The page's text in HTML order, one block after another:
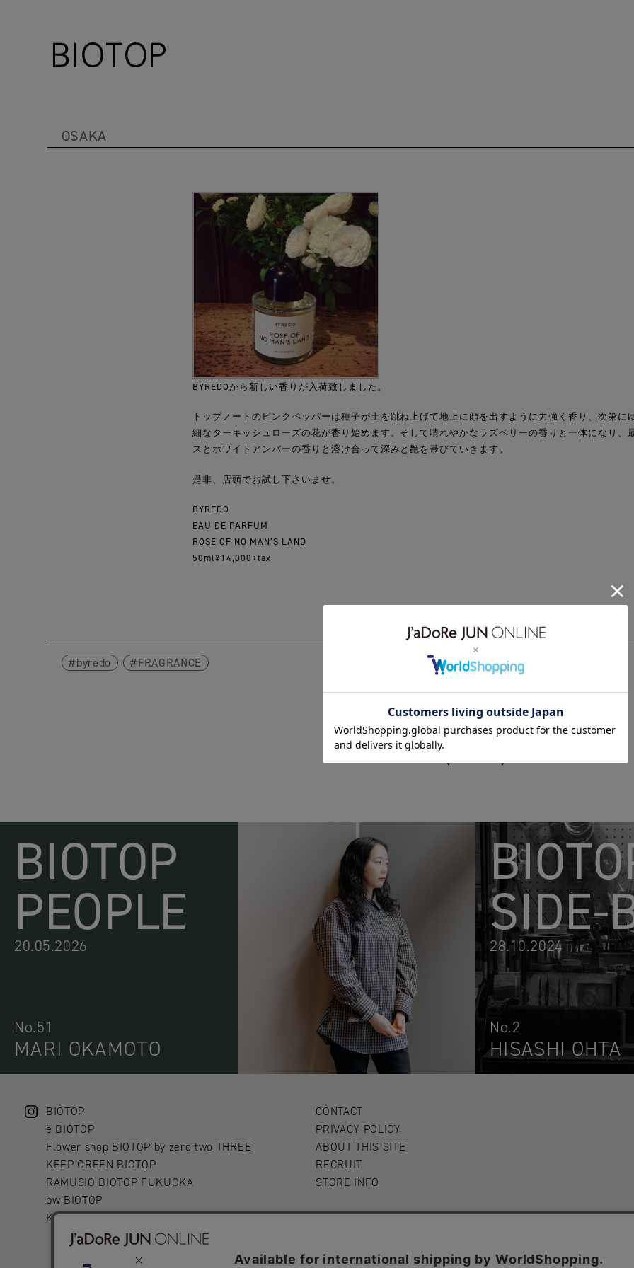
OSAKA
BYREDOから新しい香りが入荷致しました。
トップノートのピンクペッパーは種子が土を跳ね上げて地上に顔を出すように力強く香り、次第に
細なターキッシュローズの花が香り始めます。そして晴れやかなラズベリーの香りと一体になり、
スとホワイトアンバーの香りと溶け合って深みと艶を帯びていきます。
是非、店頭でお試し下さいませ。
BYREDO
EAU DE PARFUM
ROSE OF NO MAN’S LAND
50ml¥14,000+tax
byredo FRAGRANCE
BIOTOP
PEOPLE
20.05.2026
No.51
MARI OKAMOTO
SIDE-
28.10.2024
No.2
HISASHI OHTA
BIOTOP
ë BIOTOP
Flower shop BIOTOP by zero two THREE
KEEP GREEN BIOTOP
RAMUSIO BIOTOP FUKUOKA
bw BIOTOP
KITCHEN bw BIOTOP
CONTACT
PRIVACY POLICY
ABOUT THIS SITE
RECRUIT
STORE INFO